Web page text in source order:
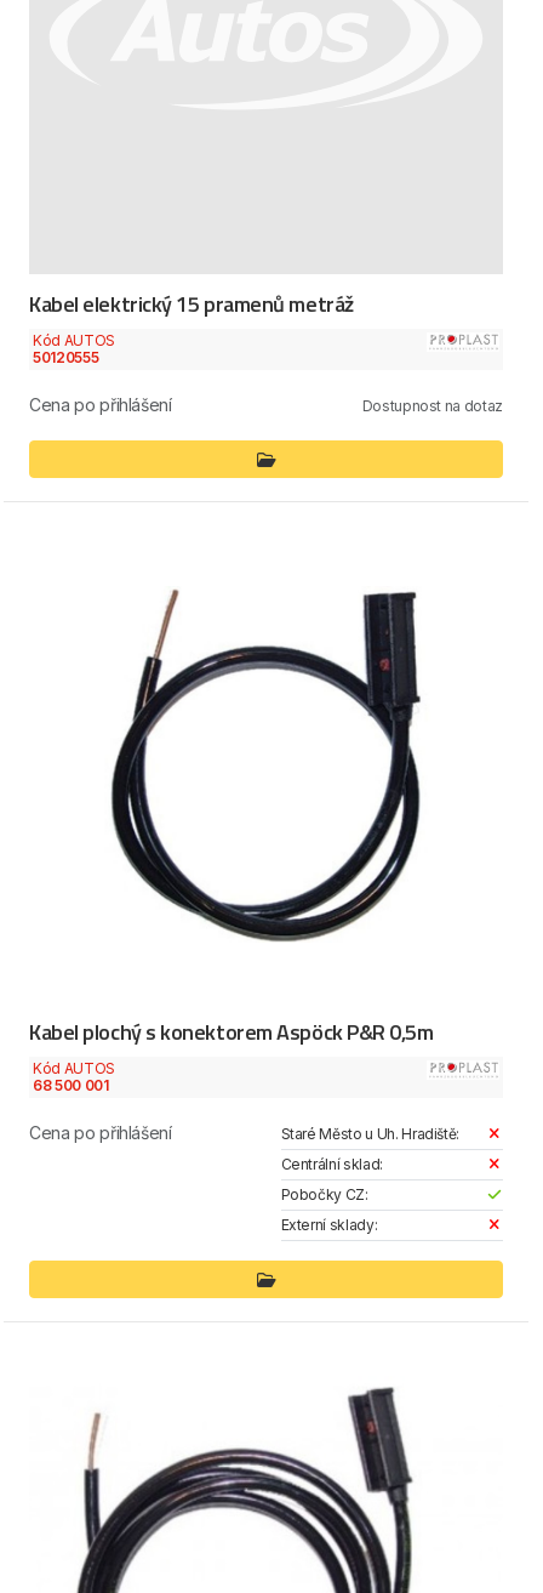
Kabel elektrický 15 pramenů metráž
Kód AUTOS
50120555
Cena po přihlášení Dostupnost na dotaz
Kabel plochý s konektorem Aspöck P&R 0,5m
Kód AUTOS
68 500 001
Cena po přihlášení
Staré Město u Uh. Hradiště:
Centrální sklad:
Pobočky CZ:
Externí sklady: